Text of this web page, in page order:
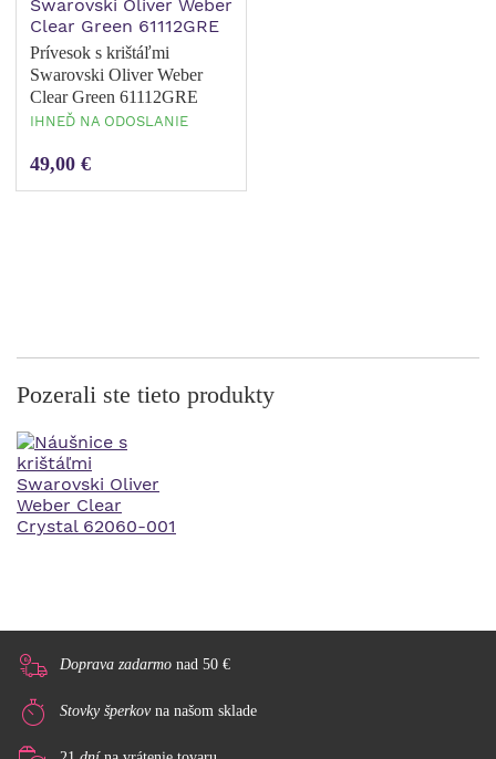
Prívesok s krištáľmi
Swarovski Oliver Weber
Clear Green 61112GRE
IHNEĎ NA ODOSLANIE
49,00 €
Pozerali ste tieto produkty
Doprava zadarmo nad 50 €
Stovky šperkovna našom sklade